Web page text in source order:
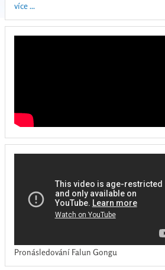
více ...
Pronásledování Falun Gongu